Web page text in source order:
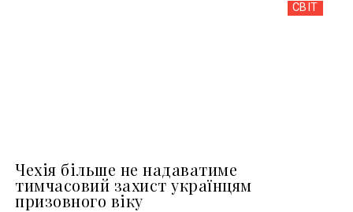
СВІТ
Чехія більше не надаватиме
тимчасовий захист українцям
призовного віку